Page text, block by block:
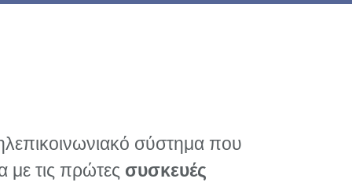
σύστημα που
με τις πρώτες συσκευές